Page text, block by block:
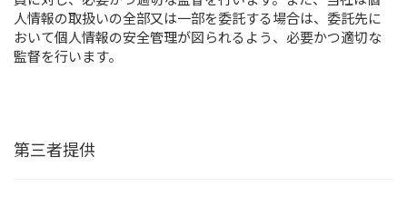
人情報の取扱いの全部又は一部を委託する場合は、委託先に
おいて個人情報の安全管理が図られるよう、必要かつ適切な
監督を行います。
第三者提供